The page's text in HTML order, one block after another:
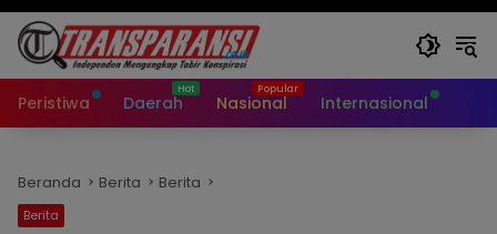
Peristiwa Daerah Nasional Internasional
Beranda Berita Berita
Berita